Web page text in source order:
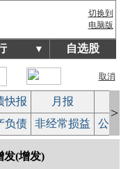
切换到
电脑版
▼ 自选股
取消
快报 月报
负债 非经常损益 公
>
发(增发)